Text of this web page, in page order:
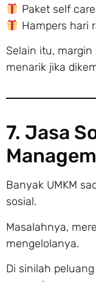
Paket self care
Hampers hari
Selain itu,
menarik jika
7. Jasa
Banyak UMKM
sosial.
Masalahnya,
mengelolanya.
Di sinilah